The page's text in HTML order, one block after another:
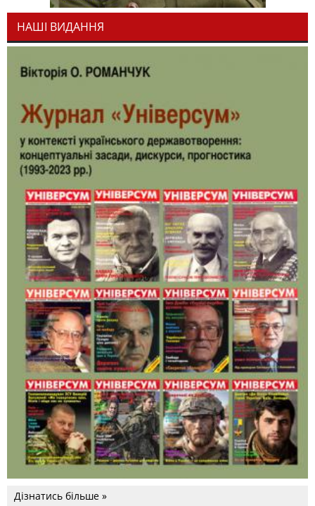
НАШІ ВИДАННЯ
Дізнатись більше »